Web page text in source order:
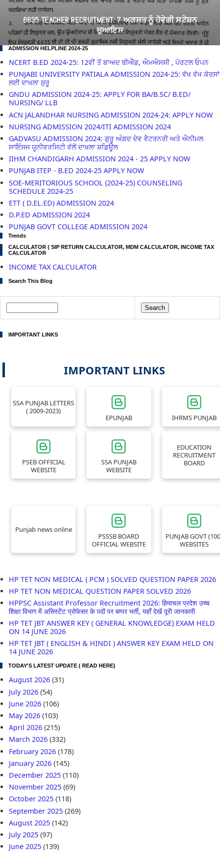
6635 TEACHER RECRUITMENT: 7 ਅਗਸਤ ਨੂੰ ਹੋਵੇਗੀ ਸਟੇਸ਼ਨ
ਚੁਆਇਸ
ADMISSION HELPLINE 2024-25
NCERT B.ED 2024-25: 12ਵੀਂ ਤੋਂ ਬਾਅਦ ਬੀਐੱਡ, ਐਮਐਸਸੀ , ਪੋਰਟਲ ਓਪਨ
PUNJABI UNIVERSITY PATIALA ADMISSION 2024-25: ਵੱਖ ਵੱਖ ਕੋਰਸਾਂ
ਲਈ ਦਾਖਲਾ ਸ਼ੁਰੂ
GNDU ADMISSION 2024-25: APPLY FOR BA/B.SC/ B.ED/
NURSING/ LLB
ACN JALANDHAR NURSING ADMISSION 2024-24: APPLY NOW
NURSING ADMISSION 2024/ITI ADMISSION 2024
GADVASU ADMISSION 2024: ਗੁਰੂ ਅੰਗਦ ਦੇਵ ਵੈਟਰਨਰੀ ਅਤੇ ਐਨੀਮਲ
ਸਾਇੰਸਜ ਯੂਨੀਵਰਸਿਟੀ ਵੱਲੋਂ ਦਾਖ਼ਲਾ ਸ਼ਡਿਊਲ
IIHM CHANDIGARH ADMISSION 2024 - 25 APPLY NOW
PUNJAB ITEP - B.ED 2024-25 APPLY NOW
SOE-MERITORIOUS SCHOOL (2024-25) COUNSELING
SCHEDULE 2024-25
ETT ( D.EL.ED) ADMISSION 2024
D.P.ED ADMISSION 2024
PUNJAB GOVT COLLEGE ADMISSION 2024
Trends
CALCULATOR ( SIP RETURN CALCULATOR, MDM CALCULATOR, INCOME TAX
CALCULATOR
INCOME TAX CALCULATOR
Search This Blog
IMPORTANT LINKS
IMPORTANT LINKS
SSA PUNJAB LETTERS
( 2009-2023)
EPUNJAB IHRMS PUNJAB
PSEB OFFICIAL
WEBSITE
SSA PUNJAB
WEBSITE
EDUCATION
RECRUITMENT
BOARD
Punjab news online
PSSSB BOARD
OFFICIAL WEBSITE
PUNJAB GOVT
WEBSITES
HP TET NON MEDICAL ( PCM ) SOLVED QUESTION PAPER 2026
HP TET NON MEDICAL QUESTION PAPER SOLVED 2026
HPPSC Assistant Professor Recruitment 2026: हिमाचल प्रदेश उच्च
शिक्षा विभाग में असिस्टेंट प्रोफेसर के पदों पर बम्पर भर्ती, यहाँ देखें पूरी जानकारी
HP TET JBT ANSWER KEY ( GENERAL KNOWLEDGE) EXAM HELD
ON 14 JUNE 2026
HP TET JBT ( ENGLISH & HINDI ) ANSWER KEY EXAM HELD ON
14 JUNE 2026
TODAY'S LATEST UPDATE ( READ HERE)
August 2026 (31)
July 2026 (54)
June 2026 (106)
May 2026 (103)
April 2026 (215)
March 2026 (332)
February 2026 (178)
January 2026 (145)
December 2025 (110)
November 2025 (69)
October 2025 (118)
September 2025 (269)
August 2025 (142)
July 2025 (97)
June 2025 (139)